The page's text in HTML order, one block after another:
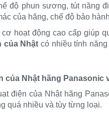
độ phun sương, tút năng
của hãng, chế độ bảo
hoạt động cao cấp giúp
của Nhật có nhiều tính
của Nhật hãng Panasonic
điện của Nhật hãng
quá nhiều và tùy từng loại.